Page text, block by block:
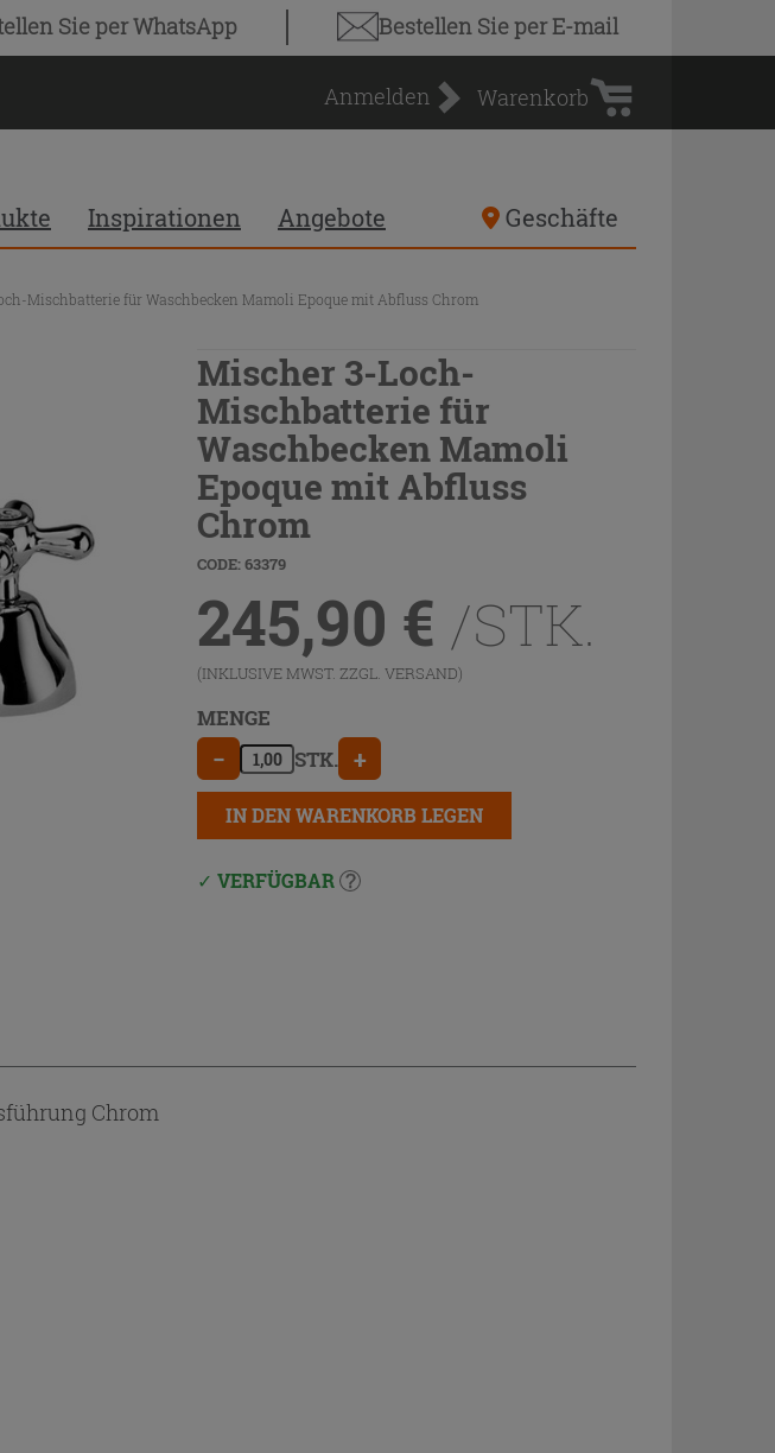
Sieper WhatsApp Bestellen Sieper E-mail
Anmelden
Warenkorb
Warenkorb
Inspirationen Angebote Geschäfte
Mischbatterie für Waschbecken Mamoli Epoque mit Abfluss Chrom
Mischer 3-Loch-
Mischbatterie für
Waschbecken Mamoli
Epoque mit Abfluss
Chrom
CODE: 63379
245,90 € /STK.
(INKLUSIVE MWST. ZZGL. VERSAND)
MENGE
− STK. +
IN DEN WARENKORB LEGEN
VERFÜGBAR
Chrom